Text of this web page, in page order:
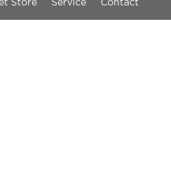
Store Service Contact